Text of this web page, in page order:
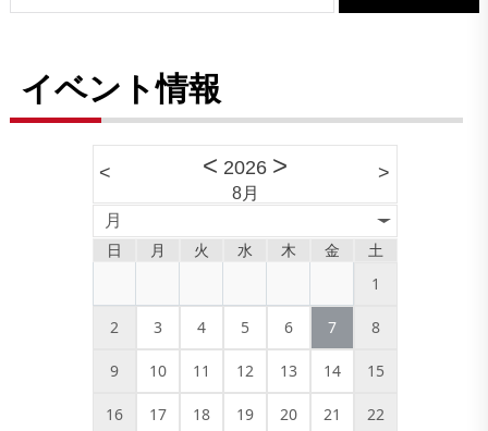
イベント情報
< < 2026 >
8月
>
月
日 月 火 水 木 金 土
1
2 3 4 5 6 7 8
9 10 11 12 13 14 15
16 17 18 19 20 21 22